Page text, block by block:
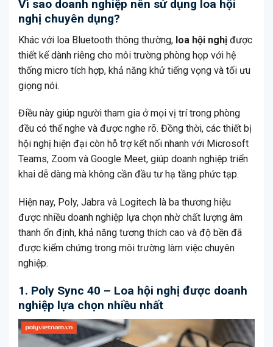
Vì sao doanh nghiệp nên sử dụng loa hội
nghị chuyên dụng?
Khác với loa Bluetooth thông thường, loa hội nghị được
thiết kế dành riêng cho môi trường phòng họp với hệ
thống micro tích hợp, khả năng khử tiếng vọng và tối ưu
giọng nói.
Điều này giúp người tham gia ở mọi vị trí trong phòng
đều có thể nghe và được nghe rõ. Đồng thời, các thiết bị
hội nghị hiện đại còn hỗ trợ kết nối nhanh với Microsoft
Teams, Zoom và Google Meet, giúp doanh nghiệp triển
khai dễ dàng mà không cần đầu tư hạ tầng phức tạp.
Hiện nay, Poly, Jabra và Logitech là ba thương hiệu
được nhiều doanh nghiệp lựa chọn nhờ chất lượng âm
thanh ổn định, khả năng tương thích cao và độ bền đã
được kiểm chứng trong môi trường làm việc chuyên
nghiệp.
1. Poly Sync 40 – Loa hội nghị được doanh
nghiệp lựa chọn nhiều nhất